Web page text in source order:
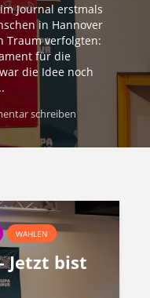
Journal erstmals
in Hannover
Traum verfolgten:
für die
die Idee noch
schreiben
WAHLEN
Jetzt bist